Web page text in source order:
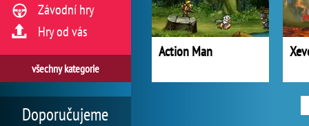
Action Man
Závodní hry
Hry od vás
všechny kategorie
Doporučujeme